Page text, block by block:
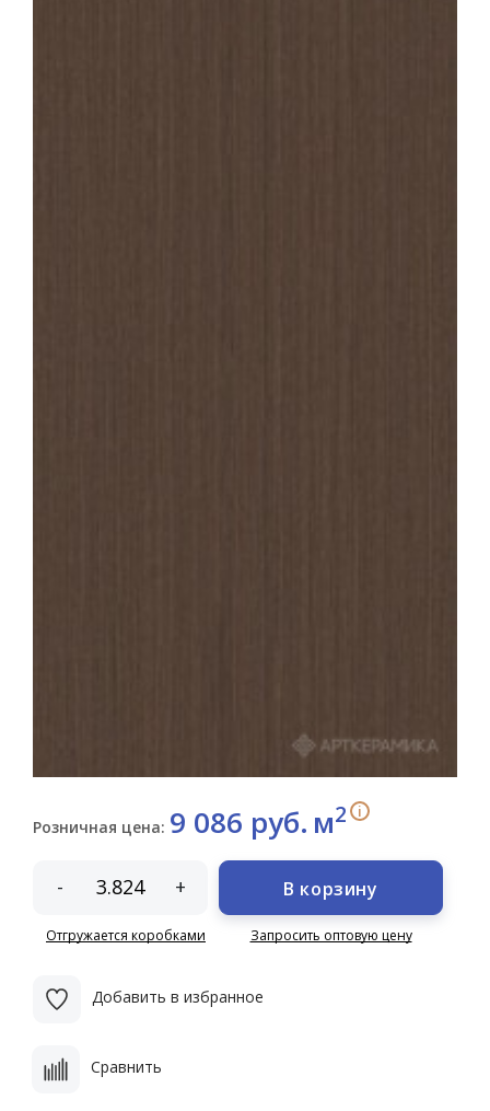
Розничная цена: 9 086 руб. м2 i
- +
Отгружается коробками
В корзину
Запросить оптовую цену
Добавить в избранное
Сравнить